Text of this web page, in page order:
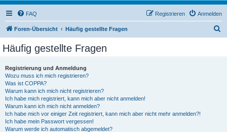
FAQ Anmelden
Registrieren
Foren-Übersicht Häufig gestellte Fragen
Häufig gestellte Fragen
Registrierung und Anmeldung
Wozu muss ich mich registrieren?
Was ist COPPA?
Warum kann ich mich nicht registrieren?
Ich habe mich registriert, kann mich aber nicht anmelden!
Warum kann ich mich nicht anmelden?
Ich habe mich vor einiger Zeit registriert, kann mich aber nicht mehr anmelden?!
Ich habe mein Passwort vergessen!
Warum werde ich automatisch abgemeldet?